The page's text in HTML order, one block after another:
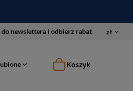
do newslettera i odbierz rabat zł
Koszyk